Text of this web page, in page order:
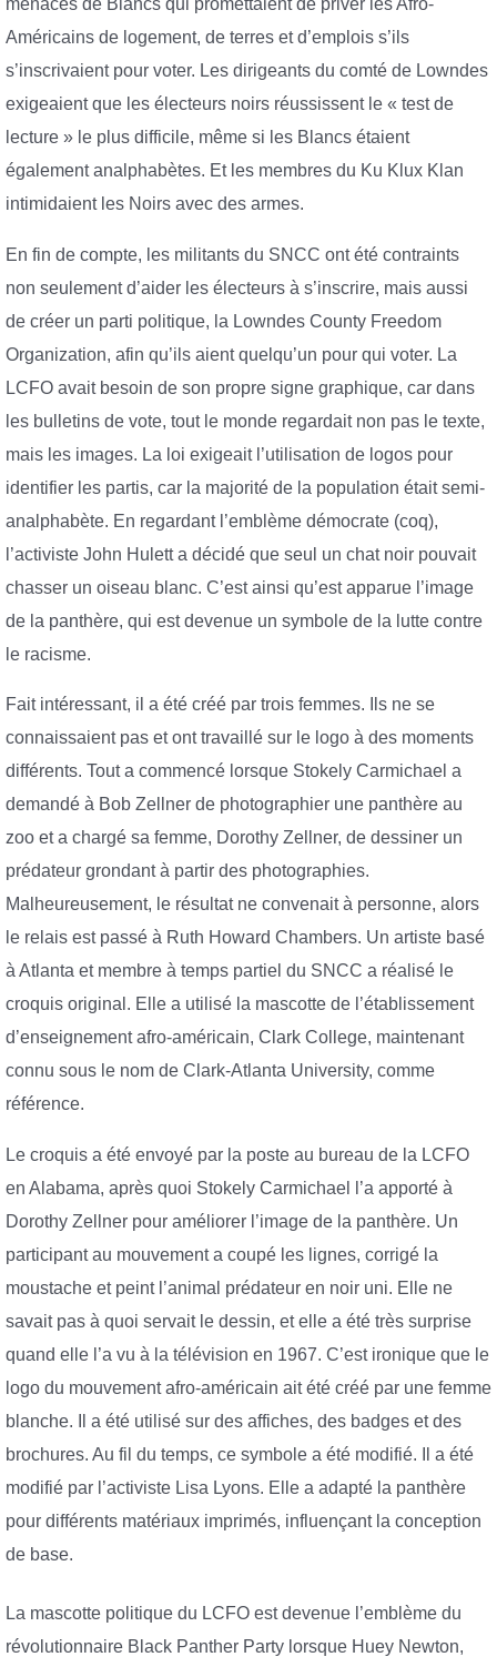
menaces de Blancs qui promettaient de priver les Afro-
Américains de logement, de terres et d’emplois s’ils
s’inscrivaient pour voter. Les dirigeants du comté de Lowndes
exigeaient que les électeurs noirs réussissent le « test de
lecture » le plus difficile, même si les Blancs étaient
également analphabètes. Et les membres du Ku Klux Klan
intimidaient les Noirs avec des armes.
En fin de compte, les militants du SNCC ont été contraints
non seulement d’aider les électeurs à s’inscrire, mais aussi
de créer un parti politique, la Lowndes County Freedom
Organization, afin qu’ils aient quelqu’un pour qui voter. La
LCFO avait besoin de son propre signe graphique, car dans
les bulletins de vote, tout le monde regardait non pas le texte,
mais les images. La loi exigeait l’utilisation de logos pour
identifier les partis, car la majorité de la population était semi-
analphabète. En regardant l’emblème démocrate (coq),
l’activiste John Hulett a décidé que seul un chat noir pouvait
chasser un oiseau blanc. C’est ainsi qu’est apparue l’image
de la panthère, qui est devenue un symbole de la lutte contre
le racisme.
Fait intéressant, il a été créé par trois femmes. Ils ne se
connaissaient pas et ont travaillé sur le logo à des moments
différents. Tout a commencé lorsque Stokely Carmichael a
demandé à Bob Zellner de photographier une panthère au
zoo et a chargé sa femme, Dorothy Zellner, de dessiner un
prédateur grondant à partir des photographies.
Malheureusement, le résultat ne convenait à personne, alors
le relais est passé à Ruth Howard Chambers. Un artiste basé
à Atlanta et membre à temps partiel du SNCC a réalisé le
croquis original. Elle a utilisé la mascotte de l’établissement
d’enseignement afro-américain, Clark College, maintenant
connu sous le nom de Clark-Atlanta University, comme
référence.
Le croquis a été envoyé par la poste au bureau de la LCFO
en Alabama, après quoi Stokely Carmichael l’a apporté à
Dorothy Zellner pour améliorer l’image de la panthère. Un
participant au mouvement a coupé les lignes, corrigé la
moustache et peint l’animal prédateur en noir uni. Elle ne
savait pas à quoi servait le dessin, et elle a été très surprise
quand elle l’a vu à la télévision en 1967. C’est ironique que le
logo du mouvement afro-américain ait été créé par une femme
blanche. Il a été utilisé sur des affiches, des badges et des
brochures. Au fil du temps, ce symbole a été modifié. Il a été
modifié par l’activiste Lisa Lyons. Elle a adapté la panthère
pour différents matériaux imprimés, influençant la conception
de base.
La mascotte politique du LCFO est devenue l’emblème du
révolutionnaire Black Panther Party lorsque Huey Newton,